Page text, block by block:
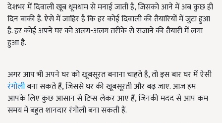
देशभर में दिवाली खूब धूमधाम से मनाई जाती है, जिसको आने में अब कुछ ही
दिन बाकी हैं. ऐसे में जाहिर है कि हर कोई दिवाली की तैयारियों में जुटा हुआ
है. हर कोई अपने घर को अलग-अलग तरीके से सजाने की तैयारी में लगा
हुआ है.
अगर आप भी अपने घर को खूबसूरत बनाना चाहते हैं, तो इस बार घर में ऐसी
रंगोलीबना सकते हैं, जिससे घर की खूबसूरती और बढ़ जाए. आज हम
आपके लिए कुछ आसान से टिप्स लेकर आए हैं, जिनकी मदद से आप कम
समय में बहुत शानदार रंगोली बना सकती हैं.